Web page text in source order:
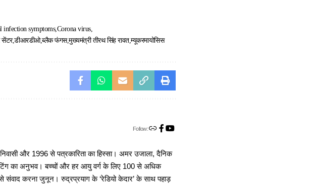
infection symptoms Corona virus
सेंटर डीआरडीओ ब्लैक फंगस मुख्यमंत्री तीरथ सिंह रावत म्यूकरमायोसिस
Follow:
और 1996 से पत्रकारिता का हिस्सा। अमर उजाला, दैनिक
का अनुभव। बच्चों और हर आयु वर्ग के लिए 100 से अधिक
करना जुनून। रुद्रप्रयाग के ‘रेडियो केदार’ के साथ पहाड़